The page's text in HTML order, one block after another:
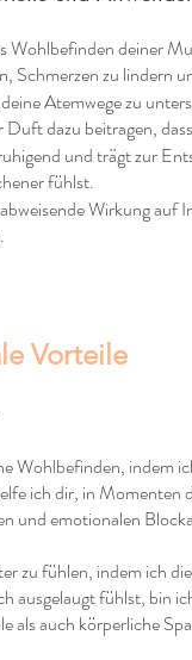
Wohlbefinden deiner
Schmerzen zu lindern
Atemwege zu
dazu beitragen,
und trägt zur
fühlst.
Wirkung
Vorteile
Wohlbefinden, indem
ich dir, in
und emotionalen
zu fühlen, indem ich
ausgelaugt fühlst, bin
auch körperliche